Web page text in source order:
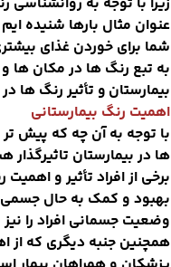
عنوان مثال بارها شنیده
شما برای خوردن غذای
به تبع رنگ ها در مکان ها
بیمارستان و تأثیر رنگ ها
اهمیت رنگ بیمارستانی
با توجه به آن چه که پیش
ها در بیمارستان تاثیرگذار
برخی از افراد تأثیر و
بهبود و کمک به حال جسمی
وضعیت جسمانی افراد را
همچنین جنبه دیگری که از